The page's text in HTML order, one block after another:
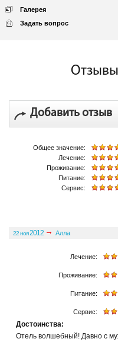
Галерея
Задать вопрос
Добавить отзыв
Общее значение:
Лечение:
Проживание:
Питание:
Сервис:
22 ноя2012 Алла
Лечение:
Проживание:
Питание:
Сервис:
Достоинства:
Отель волшебный! Давно с